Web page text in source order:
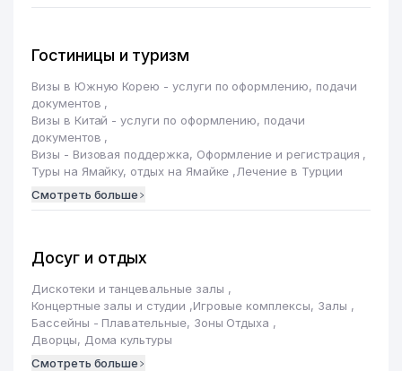
Гостиницы и туризм
Визы в Южную Корею - услуги по оформлению, подачи
документов ,
Визы в Китай - услуги по оформлению, подачи
документов ,
Визы - Визовая поддержка, Оформление и регистрация ,
Туры на Ямайку, отдых на Ямайке ,Лечение в Турции
Смотреть больше
Досуг и отдых
Дискотеки и танцевальные залы ,
Концертные залы и студии ,Игровые комплексы, Залы ,
Бассейны - Плавательные, Зоны Отдыха ,
Дворцы, Дома культуры
Смотреть больше